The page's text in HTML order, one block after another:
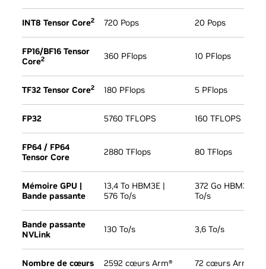
INT8 Tensor Core2 720 Pops 20 Pops
FP16/BF16 Tensor
Core2 360 PFlops 10 PFlops
TF32 Tensor Core2 180 PFlops 5 PFlops
FP32 5760 TFLOPS 160 TFLOPS
FP64 / FP64
Tensor Core
2880 TFlops 80 TFlops
Mémoire GPU |
Bande passante
13,4 To HBM3E |
576 To/s
372 Go HBM3E |
To/s
Bande passante
NVLink
130 To/s 3,6 To/s
Nombre de cœurs
2592 cœurs Arm®
72 cœurs Arm